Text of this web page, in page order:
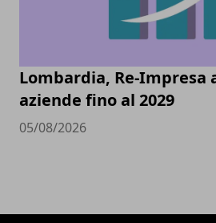
Lombardia, Re-Impresa
aziende fino al 2029
05/08/2026